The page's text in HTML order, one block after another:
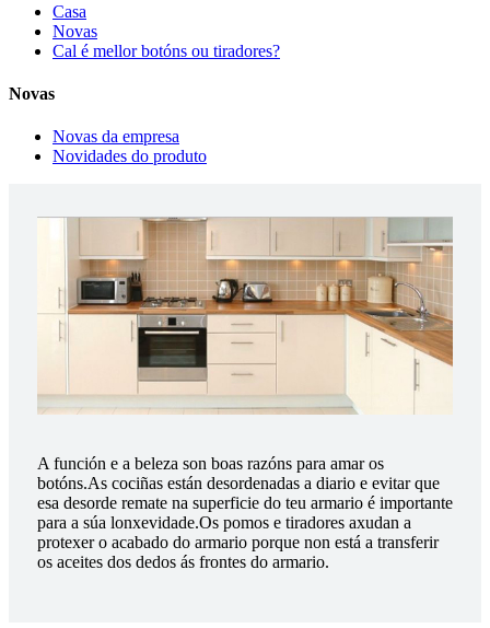
Casa
Novas
Cal é mellor botóns ou tiradores?
Novas
Novas da empresa
Novidades do produto
A función e a beleza son boas razóns para amar os
botóns.As cociñas están desordenadas a diario e evitar que
esa desorde remate na superficie do teu armario é importante
para a súa lonxevidade.Os pomos e tiradores axudan a
protexer o acabado do armario porque non está a transferir
os aceites dos dedos ás frontes do armario.